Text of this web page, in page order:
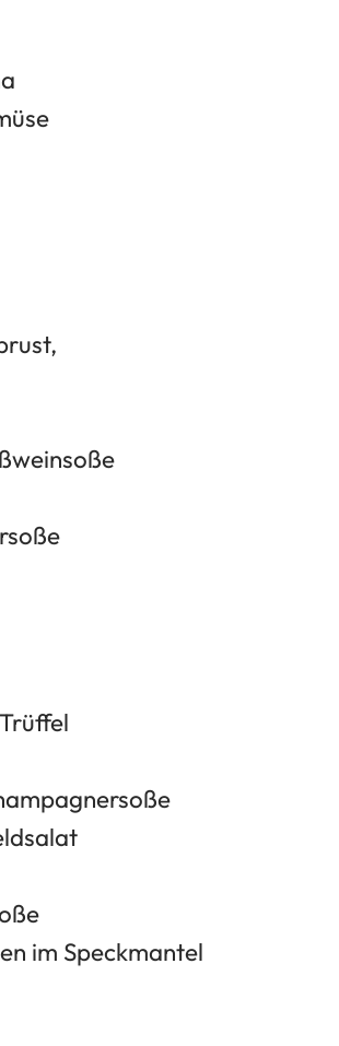
im Speckmantel